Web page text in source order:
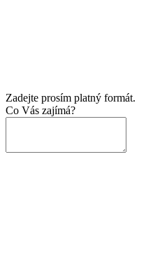
Zadejte prosím platný formát.
Co Vás zajímá?